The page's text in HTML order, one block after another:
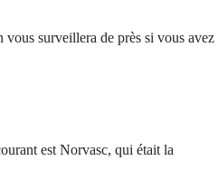
surveillera de près si vous avez
est Norvasc, qui était la